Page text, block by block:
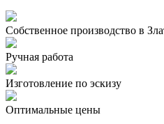
Собственное производство в
Ручная работа
Изготовление по эскизу
Оптимальные цены